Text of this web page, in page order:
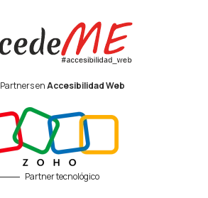
Partners enAccesibilidad Web
Partner tecnológico